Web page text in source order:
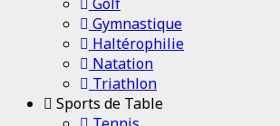
Gymnastique
Haltérophilie
Natation
Triathlon
Sports de Table